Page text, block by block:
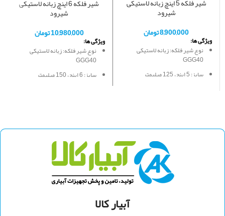
شیر فلکه 5 اینچ زبانه لاستیکی
شیرود
8,900,000تومان
ویژگی ها:
نوع شیر فلکه: زبانه لاستیکی
GGG40
سایز: 5 اینچ، 125 میلیمتر
روکش لاستیکی EPDM
پوشش رنگ: رنگ اپوکسی پودری
الکترو استاتیکی
شیر فلکه 6 اینچ زبانه لاستیکی
شیرود
10,980,000تومان
ویژگی ها:
نوع شیر فلکه: زبانه لاستیکی
GGG40
سایز: 6 اینچ، 150 میلیمتر
روکش لاستیکی EPDM
پوشش رنگ: رنگ اپوکسی پودری
الکترو استاتیکی
آبیار کالا